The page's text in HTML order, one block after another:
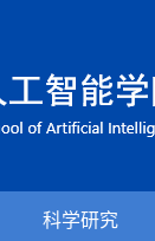
科学研究